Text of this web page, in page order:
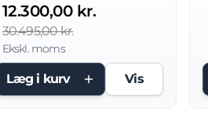
12.300,00 kr.
30.495,00 kr.
Ekskl. moms
Læg i kurv Vis